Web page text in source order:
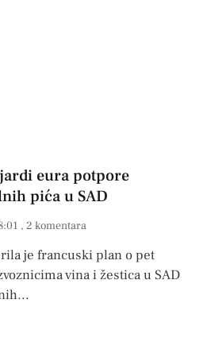
eura potpore
pića u SAD
2 komentara
je francuski plan o pet
vina i žestica u SAD